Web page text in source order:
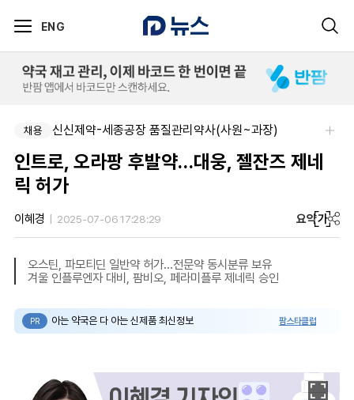
ENG
채용 신신제약-세종공장 품질관리약사(사원~과장)
인트로, 오라팡 후발약…대웅, 젤잔즈 제네
릭 허가
이혜경 2025-07-06 17:28:29 요약가
오스틴, 파모티딘 일반약 허가...전문약 동시분류 보유
겨울 인플루엔자 대비, 팜비오, 페라미플루 제네릭 승인
PR 아는 약국은 다 아는 신제품 최신정보 팜스타클럽